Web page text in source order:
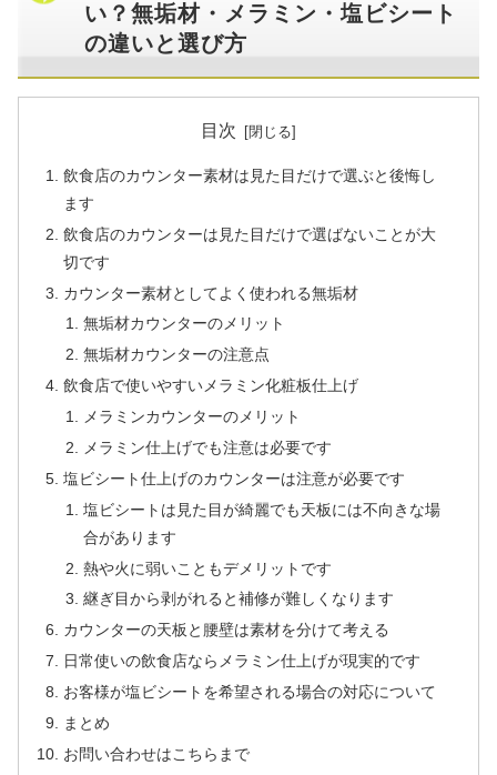
い？無垢材・メラミン・塩ビシート
の違いと選び方
目次
飲食店のカウンター素材は見た目だけで選ぶと後悔し
ます
飲食店のカウンターは見た目だけで選ばないことが大
切です
カウンター素材としてよく使われる無垢材
無垢材カウンターのメリット
無垢材カウンターの注意点
飲食店で使いやすいメラミン化粧板仕上げ
メラミンカウンターのメリット
メラミン仕上げでも注意は必要です
塩ビシート仕上げのカウンターは注意が必要です
塩ビシートは見た目が綺麗でも天板には不向きな場
合があります
熱や火に弱いこともデメリットです
継ぎ目から剥がれると補修が難しくなります
カウンターの天板と腰壁は素材を分けて考える
日常使いの飲食店ならメラミン仕上げが現実的です
お客様が塩ビシートを希望される場合の対応について
まとめ
お問い合わせはこちらまで